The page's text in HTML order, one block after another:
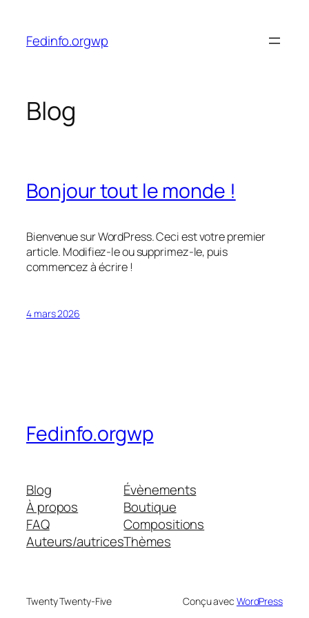
contenu
Fedinfo.orgwp
Blog
Bonjour tout le monde !
Bienvenue sur WordPress. Ceci est votre premier
article. Modifiez-le ou supprimez-le, puis
commencez à écrire !
4 mars 2026
Fedinfo.orgwp
Blog
À propos
FAQ
Auteurs/autrices
Évènements
Boutique
Compositions
Thèmes
Twenty Twenty-Five Conçu avec WordPress